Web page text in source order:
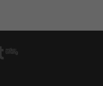
assign a randomly generated
identify unique visitors.